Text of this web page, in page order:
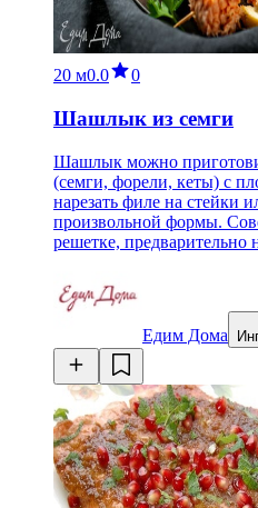
20 м0.0 0
Шашлык из семги
Шашлык можно
(семги, форели, кеты) с
нарезать филе на стейки
произвольной формы.
решетке, предварительно
Едим Дома